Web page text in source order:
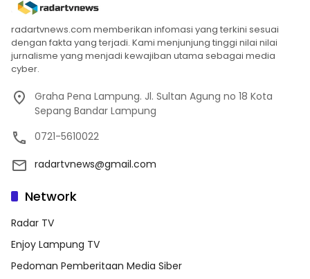
radartvnews.com memberikan infomasi yang terkini sesuai
dengan fakta yang terjadi. Kami menjunjung tinggi nilai nilai
jurnalisme yang menjadi kewajiban utama sebagai media
cyber.
Graha Pena Lampung. Jl. Sultan Agung no 18 Kota
Sepang Bandar Lampung
0721-5610022
radartvnews@gmail.com
Network
Radar TV
Enjoy Lampung TV
Pedoman Pemberitaan Media Siber